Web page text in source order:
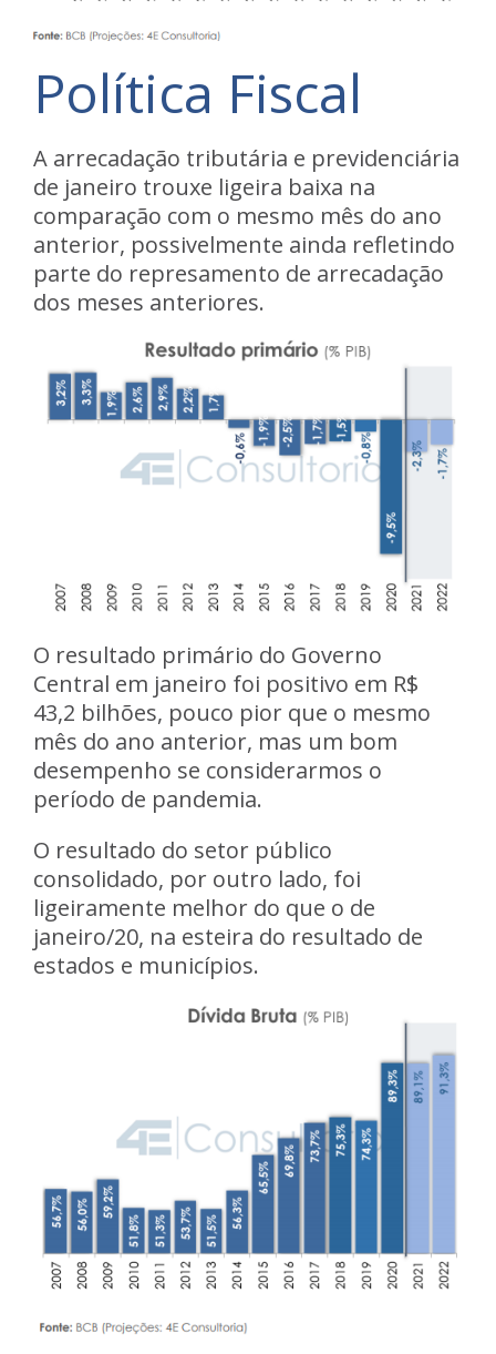
Política Fiscal
A arrecadação tributária e previdenciária
de janeiro trouxe ligeira baixa na
comparação com o mesmo mês do ano
anterior, possivelmente ainda refletindo
parte do represamento de arrecadação
dos meses anteriores.
O resultado primário do Governo
Central em janeiro foi positivo em R$
43,2 bilhões, pouco pior que o mesmo
mês do ano anterior, mas um bom
desempenho se considerarmos o
período de pandemia.
O resultado do setor público
consolidado, por outro lado, foi
ligeiramente melhor do que o de
janeiro/20, na esteira do resultado de
estados e municípios.